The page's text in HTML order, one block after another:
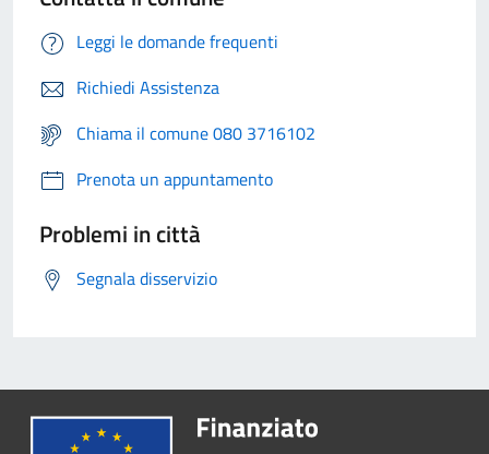
Leggi le domande frequenti
Richiedi Assistenza
Chiama il comune 080 3716102
Prenota un appuntamento
Problemi in città
Segnala disservizio